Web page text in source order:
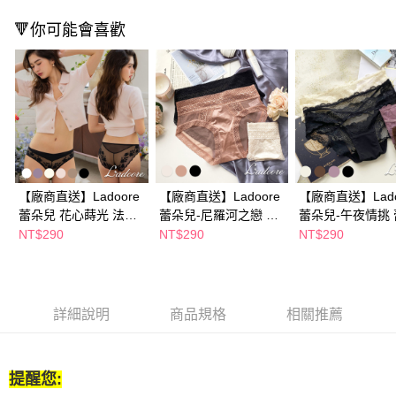
３．安心：先確認商品／服務後，再付款。
【「AFTEE先享後付」結帳流程】
１．於結帳方式選擇「AFTEE先享後付」後，將跳轉至「AFTEE先享後付」
結帳頁面，進行簡訊認證並確認金額後，即可完成結帳。
２．訂單成立數日內，您將收到繳費通知簡訊。
３．收到繳費通知簡訊後14天內，點擊此簡訊中的連結，可透過四大超商／
ATM／網路銀行／等多元方式進行付款，方視為交易完成。
※ 請注意：結帳手續完成當下不需立刻繳費，但若您需要取消訂單，請聯絡
購買商品的店家。未經商家同意取消之訂單仍視為有效，需透過AFTEE先享
後付繳納相關費用。
※ 交易是否成功請以「AFTEE先享後付 」之結帳頁面顯示為準，若有關於
是否繳費成功／繳費後需取消欲退款等相關疑問，請聯繫「AFTEE先享後付
客戶支援中心」
https://netprotections.freshdesk.com/support/home
權轉讓予恩沛科技股份有限公司。
「AFTEE先享後付」，若未經同意申辦者引起之損失，本公司不負相關責
任。
每筆NT$100，滿NT$590(含以上)免運費
🔻你可能會喜歡
【廠商直送】Ladoore
蕾朵兒 花心蒔光 法式
蕾絲內褲-多款任選
NT$290
【廠商直送】Ladoore
蕾朵兒-尼羅河之戀 法
式蕾絲內褲-多款任選
NT$290
【廠商直送】
蕾朵兒-午夜情挑
美臀內褲-多款任
NT$290
詳細說明 商品規格 相關推薦
提醒您: